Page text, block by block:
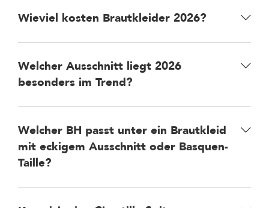
Wieviel kosten Brautkleider 2026?
Welcher Ausschnitt liegt 2026
besonders im Trend?
Welcher BH passt unter ein Brautkleid
mit eckigem Ausschnitt oder Basquen-
Taille?